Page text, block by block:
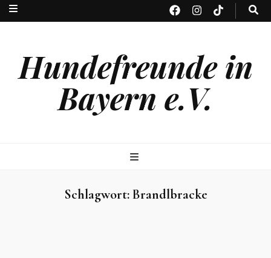
Hundefreunde in
Bayern e.V.
Schlagwort:Brandlbracke